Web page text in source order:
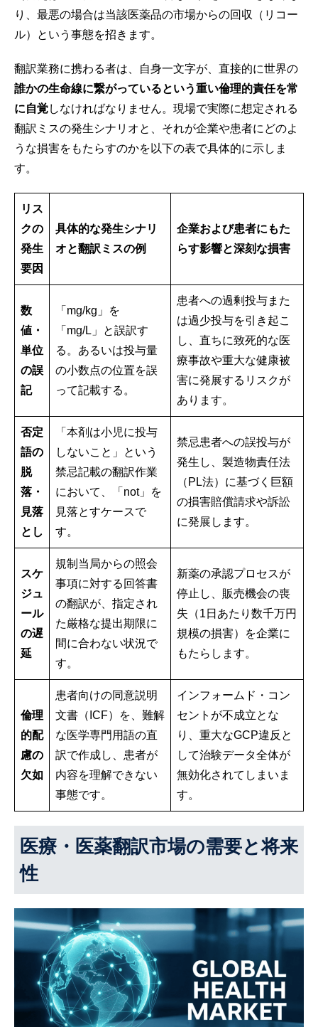
り、最悪の場合は当該医薬品の市場からの回収（リコー
ル）という事態を招きます。
翻訳業務に携わる者は、自身一文字が、直接的に世界の
誰かの生命線に繋がっているという重い倫理的責任を常
に自覚しなければなりません。現場で実際に想定される
翻訳ミスの発生シナリオと、それが企業や患者にどのよ
うな損害をもたらすのかを以下の表で具体的に示しま
す。
リス
クの
発生
要因
具体的な発生シナリ
オと翻訳ミスの例
企業および患者にもた
らす影響と深刻な損害
数
値・
単位
の誤
記
「mg/kg」を
「mg/L」と誤訳す
る。あるいは投与量
の小数点の位置を誤
って記載する。
患者への過剰投与また
は過少投与を引き起こ
し、直ちに致死的な医
療事故や重大な健康被
害に発展するリスクが
あります。
否定
語の
脱
落・
見落
とし
「本剤は小児に投与
しないこと」という
禁忌記載の翻訳作業
において、「not」を
見落とすケースで
す。
禁忌患者への誤投与が
発生し、製造物責任法
（PL法）に基づく巨額
の損害賠償請求や訴訟
に発展します。
スケ
ジュ
ール
の遅
延
規制当局からの照会
事項に対する回答書
の翻訳が、指定され
た厳格な提出期限に
間に合わない状況で
す。
新薬の承認プロセスが
停止し、販売機会の喪
失（1日あたり数千万円
規模の損害）を企業に
もたらします。
倫理
的配
慮の
欠如
患者向けの同意説明
文書（ICF）を、難解
な医学専門用語の直
訳で作成し、患者が
内容を理解できない
事態です。
インフォームド・コン
セントが不成立とな
り、重大なGCP違反と
して治験データ全体が
無効化されてしまいま
す。
医療・医薬翻訳市場の需要と将来
性